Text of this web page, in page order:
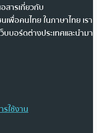
สารเกี่ยวกับ
เพื่อคนไทย ในภาษาไทย เรา
บอร์ดต่างประเทศและนำมา
ใช้งาน